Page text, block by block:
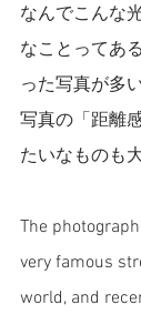
なんでこんな
なことってあ
った写真が多
写真の「距離
たいなものも
The
very famous
world, and